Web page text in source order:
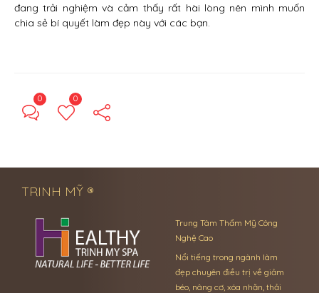
đang trải nghiệm và cảm thấy rất hài lòng nên mình muốn
chia sẻ bí quyết làm đẹp này với các bạn.
0 0
TRINH MỸ ®
Trung Tâm Thẩm Mỹ Công
Nghệ Cao
Nổi tiếng trong ngành làm
đẹp chuyên điều trị về giảm
béo, nâng cơ, xóa nhăn, thải